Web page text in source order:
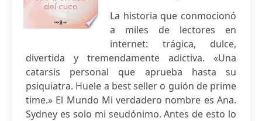
La historia que conmocionó
a miles de lectores en
internet: trágica, dulce,
divertida y tremendamente adictiva. «Una
catarsis personal que aprueba hasta su
psiquiatra. Huele a best seller o guión de prime
time.» El Mundo Mi verdadero nombre es Ana.
Sydney es solo mi seudónimo. Antes de esto lo